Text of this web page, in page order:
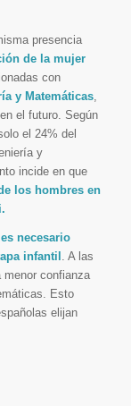
presencia
de la mujer
con
y Matemáticas,
el futuro. Según
el 24% del
y
incide en que
los hombres en
es necesario
infantil
. A las
confianza
Esto
elijan